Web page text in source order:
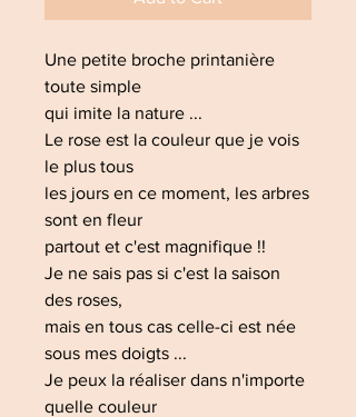
Une petite broche printanière
toute simple
qui imite la nature ...
Le rose est la couleur que je vois
le plus tous
les jours en ce moment, les arbres
sont en fleur
partout et c'est magnifique !!
Je ne sais pas si c'est la saison
des roses,
mais en tous cas celle-ci est née
sous mes doigts ...
Je peux la réaliser dans n'importe
quelle couleur